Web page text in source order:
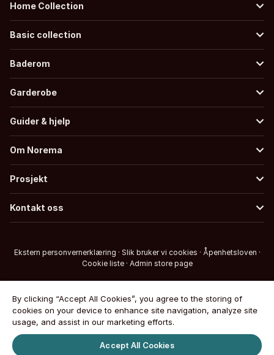
Home Collection
Basic collection
Baderom
Garderobe
Guider & hjelp
Om Norema
Prosjekt
Kontakt oss
Ekstern personvernerklæring · Slik bruker vi cookies · Åpenhetsloven ·
Cookie liste · Admin store page
By clicking “Accept All Cookies”, you agree to the storing of
cookies on your device to enhance site navigation, analyze site
usage, and assist in our marketing efforts.
Accept All Cookies